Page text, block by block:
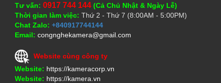
Tư vấn: 0917 744 144 (Cả Chủ Nhật & Ngày Lễ)
Thời gian làm việc: Thứ 2 - Thứ 7 (8:00AM - 5:00PM)
Chat Zalo: +840917744144
Email: congnghekamera@gmail.com
Website cùng công ty
Website: https://kameracorp.vn
Website: https://kamera.vn